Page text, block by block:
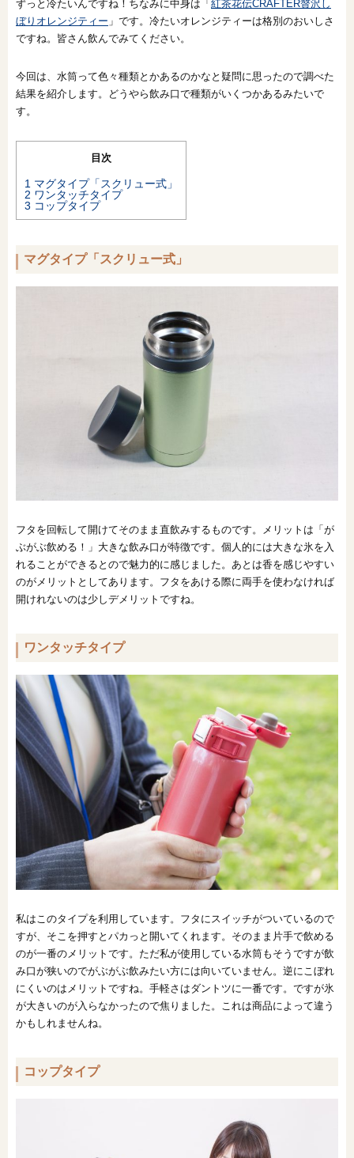
ずっと冷たいんですね！ちなみに中身は「紅茶花伝CRAFTER贅沢し
ぼりオレンジティー 」です。冷たいオレンジティーは格別のおいしさ
ですね。皆さん飲んでみてください。
今回は、水筒って色々種類とかあるのかなと疑問に思ったので調べた
結果を紹介します。どうやら飲み口で種類がいくつかあるみたいで
す。
目次
1 マグタイプ「スクリュー式」
2 ワンタッチタイプ
3 コップタイプ
マグタイプ「スクリュー式」
フタを回転して開けてそのまま直飲みするものです。メリットは「が
ぶがぶ飲める！」大きな飲み口が特徴です。個人的には大きな氷を入
れることができるとので魅力的に感じました。あとは香を感じやすい
のがメリットとしてあります。フタをあける際に両手を使わなければ
開けれないのは少しデメリットですね。
ワンタッチタイプ
私はこのタイプを利用しています。フタにスイッチがついているので
すが、そこを押すとパカっと開いてくれます。そのまま片手で飲める
のが一番のメリットです。ただ私が使用している水筒もそうですが飲
み口が狭いのでがぶがぶ飲みたい方には向いていません。逆にこぼれ
にくいのはメリットですね。手軽さはダントツに一番です。ですが氷
が大きいのが入らなかったので焦りました。これは商品によって違う
かもしれませんね。
コップタイプ